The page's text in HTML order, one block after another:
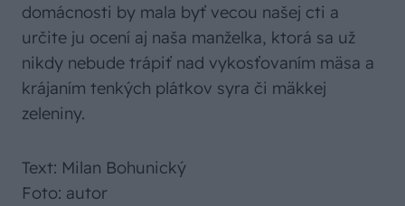
domácnosti by mala byť vecou našej cti a
určite ju ocení aj naša manželka, ktorá sa už
nikdy nebude trápiť nad vykosťovaním mäsa a
krájaním tenkých plátkov syra či mäkkej
zeleniny.
Text: Milan Bohunický
Foto: autor